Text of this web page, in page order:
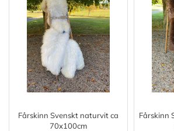
Fårskinn Svenskt naturvit ca
70x100cm
Fårskinn